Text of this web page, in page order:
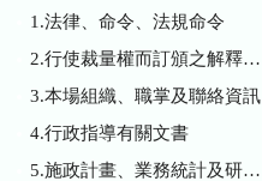
1.法律、命令、法規命令
2.行使裁量權而訂頒之解釋性規定及裁量基準
3.本場組織、職掌及聯絡資訊
4.行政指導有關文書
5.施政計畫、業務統計及研究報告